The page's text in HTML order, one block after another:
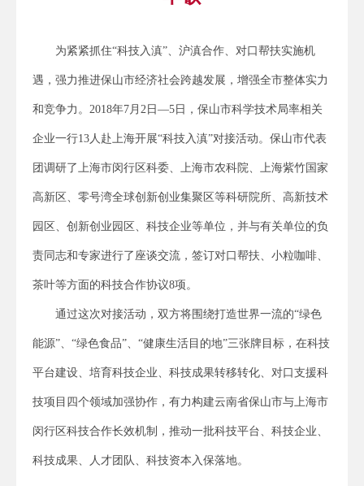
为紧紧抓住“科技入滇”、沪滇合作、对口帮扶实施机
遇，强力推进保山市经济社会跨越发展，增强全市整体实力
和竞争力。2018年7月2日—5日，保山市科学技术局率相关
企业一行13人赴上海开展“科技入滇”对接活动。保山市代表
团调研了上海市闵行区科委、上海市农科院、上海紫竹国家
高新区、零号湾全球创新创业集聚区等科研院所、高新技术
园区、创新创业园区、科技企业等单位，并与有关单位的负
责同志和专家进行了座谈交流，签订对口帮扶、小粒咖啡、
茶叶等方面的科技合作协议8项。
通过这次对接活动，双方将围绕打造世界一流的“绿色
能源”、“绿色食品”、“健康生活目的地”三张牌目标，在科技
平台建设、培育科技企业、科技成果转移转化、对口支援科
技项目四个领域加强协作，有力构建云南省保山市与上海市
闵行区科技合作长效机制，推动一批科技平台、科技企业、
科技成果、人才团队、科技资本入保落地。